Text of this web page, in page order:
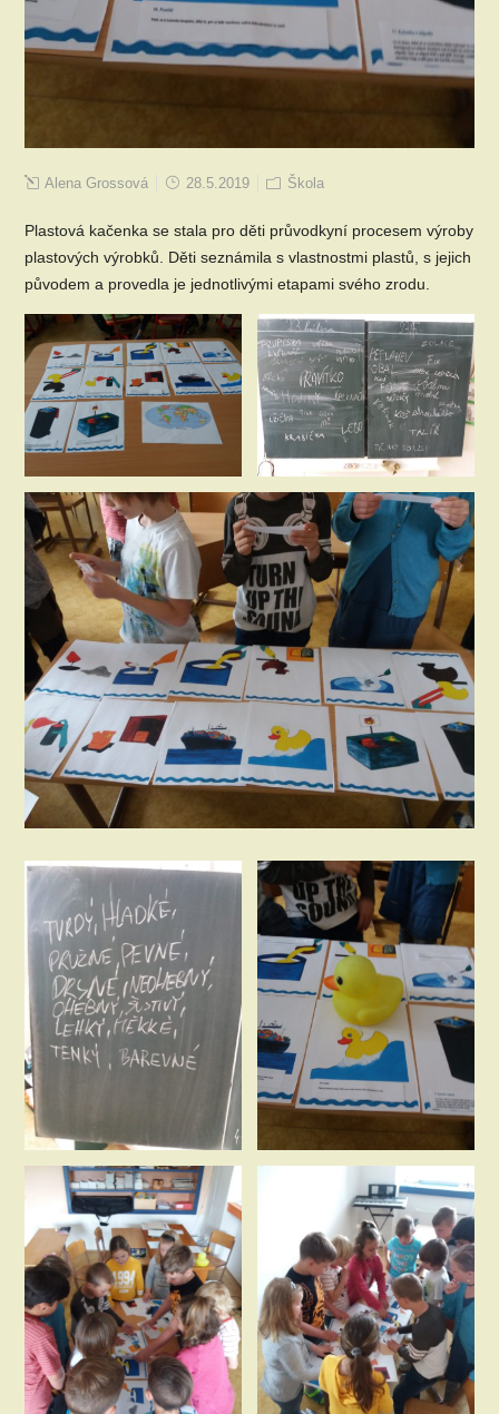
Alena Grossová 28.5.2019 Škola
Plastová kačenka se stala pro děti průvodkyní procesem výroby
plastových výrobků. Děti seznámila s vlastnostmi plastů, s jejich
původem a provedla je jednotlivými etapami svého zrodu.